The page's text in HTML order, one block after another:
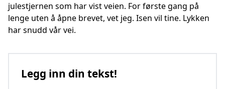
julestjernen som har vist veien. For første gang på
lenge uten å åpne brevet, vet jeg. Isen vil tine. Lykken
har snudd vår vei.
Legg inn din tekst!